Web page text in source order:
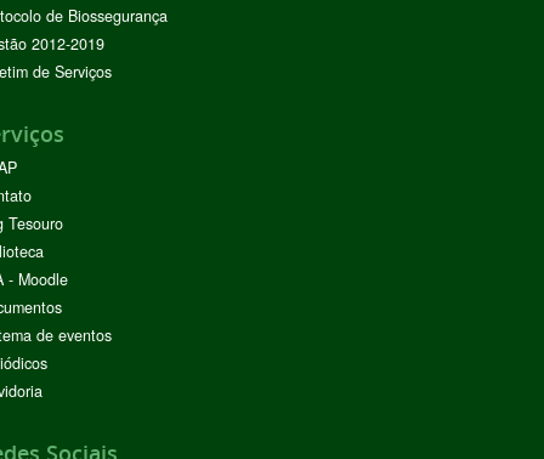
de Biossegurança
2012-2019
de Serviços
Tesouro
- Moodle
de eventos
Sociais